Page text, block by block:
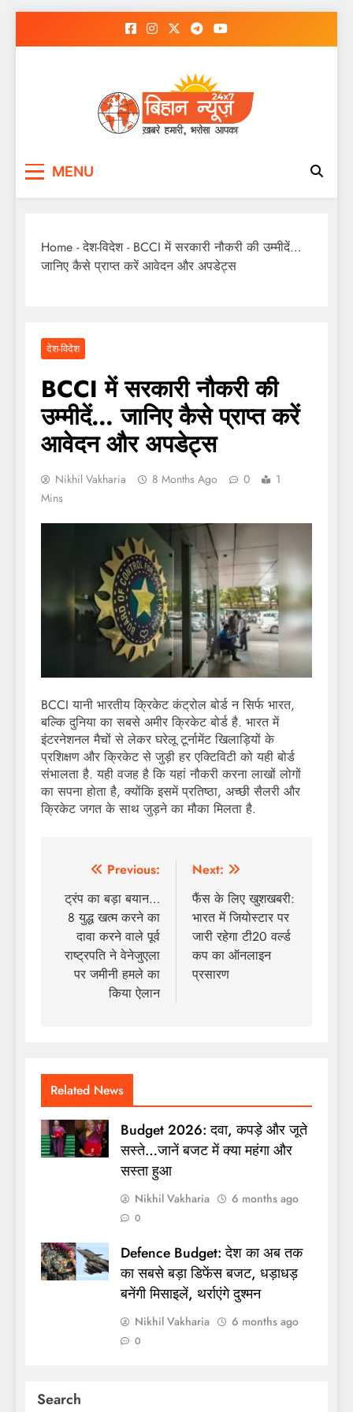
MENU
Home -देश-विदेश- BCCI में सरकारी नौकरी की उम्मीदें…
जानिए कैसे प्राप्त करें आवेदन और अपडेट्स
देश-विदेश
BCCI में सरकारी नौकरी की
उम्मीदें… जानिए कैसे प्राप्त करें
आवेदन और अपडेट्स
Nikhil Vakharia 8 Months Ago 0
1
Mins
BCCI यानी भारतीय क्रिकेट कंट्रोल बोर्ड न सिर्फ भारत,
बल्कि दुनिया का सबसे अमीर क्रिकेट बोर्ड है. भारत में
इंटरनेशनल मैचों से लेकर घरेलू टूर्नामेंट खिलाड़ियों के
प्रशिक्षण और क्रिकेट से जुड़ी हर एक्टिविटी को यही बोर्ड
संभालता है. यही वजह है कि यहां नौकरी करना लाखों लोगों
का सपना होता है, क्योंकि इसमें प्रतिष्ठा, अच्छी सैलरी और
क्रिकेट जगत के साथ जुड़ने का मौका मिलता है.
Post
navigation
Previous:
ट्रंप का बड़ा बयान…
8 युद्ध खत्म करने का
दावा करने वाले पूर्व
राष्ट्रपति ने वेनेजुएला
पर जमीनी हमले का
किया ऐलान
Next:
फैंस के लिए खुशखबरी:
भारत में जियोस्टार पर
जारी रहेगा टी20 वर्ल्ड
कप का ऑनलाइन
प्रसारण
Related News
Budget 2026: दवा, कपड़े और जूते
सस्ते…जानें बजट में क्या महंगा और
सस्ता हुआ
Nikhil Vakharia 6 months ago
0
Defence Budget: देश का अब तक
का सबसे बड़ा डिफेंस बजट, धड़ाधड़
बनेंगी मिसाइलें, थर्राएंगे दुश्मन
Nikhil Vakharia 6 months ago
0
Search